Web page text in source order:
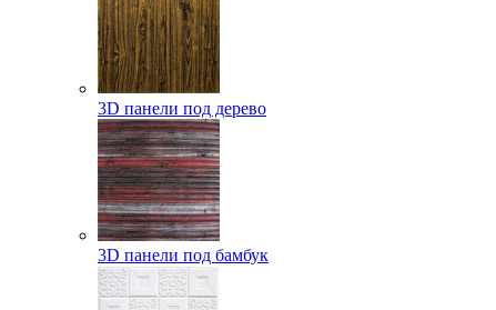
3D панели под дерево
3D панели под бамбук